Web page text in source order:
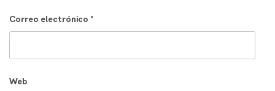
Correo electrónico*
Web